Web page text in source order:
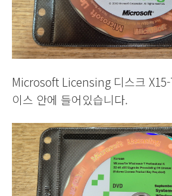
Microsoft Licensing 디스크 X15-
이스 안에 들어있습니다.